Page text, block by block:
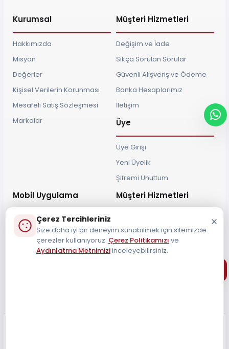
Kurumsal
Hakkımızda
Misyon
Değerler
Kişisel Verilerin Korunması
Mesafeli Satış Sözleşmesi
Markalar
Müşteri Hizmetleri
Değişim ve İade
Sıkça Sorulan Sorular
Güvenli Alışveriş ve Ödeme
Banka Hesaplarımız
İletişim
Üye
Üye Girişi
Yeni Üyelik
Şifremi Unuttum
Mobil Uygulama Müşteri Hizmetleri
Müşteri Destek Hattı
Çerez Tercihleriniz
Size daha iyi bir deneyim sunabilmek için sitemizde
çerezler kullanıyoruz. Çerez Politikamızı ve
Aydınlatma Metnimiziinceleyebilirsiniz.